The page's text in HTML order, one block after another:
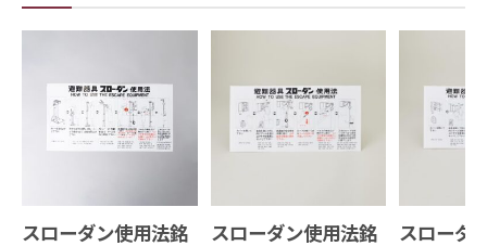
スローダン使用法銘 スローダン使用法銘 スローダ